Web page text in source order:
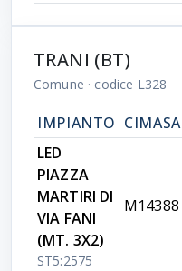
TRANI (BT)
Comune · codice L328
IMPIANTO CIMASA
LED
PIAZZA
MARTIRI DI
VIA FANI
(MT. 3X2)
ST5:2575
M14388